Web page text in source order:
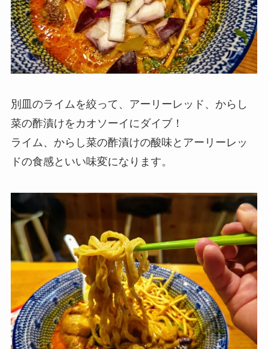
別皿のライムを絞って、アーリーレッド、からし
菜の酢漬けをカオソーイにダイブ！
ライム、からし菜の酢漬けの酸味とアーリーレッ
ドの食感といい味変になります。